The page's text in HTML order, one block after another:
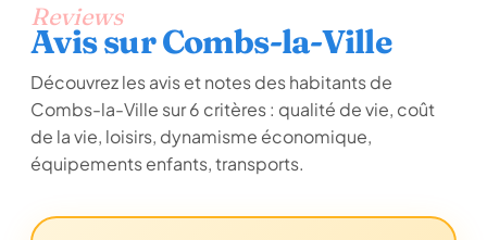
Reviews
Avis sur Combs-la-Ville
Découvrez les avis et notes des habitants de
Combs-la-Ville sur 6 critères : qualité de vie, coût
de la vie, loisirs, dynamisme économique,
équipements enfants, transports.